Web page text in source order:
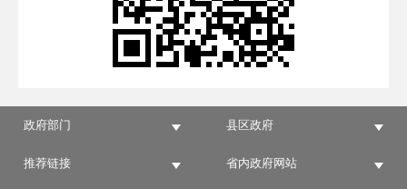
政府部门 县区政府
推荐链接 省内政府网站